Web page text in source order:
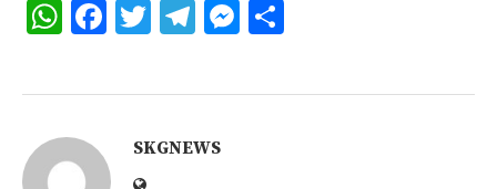
WhatsApp
Facebook
Twitter
Telegram
Messenger
SKGNEWS